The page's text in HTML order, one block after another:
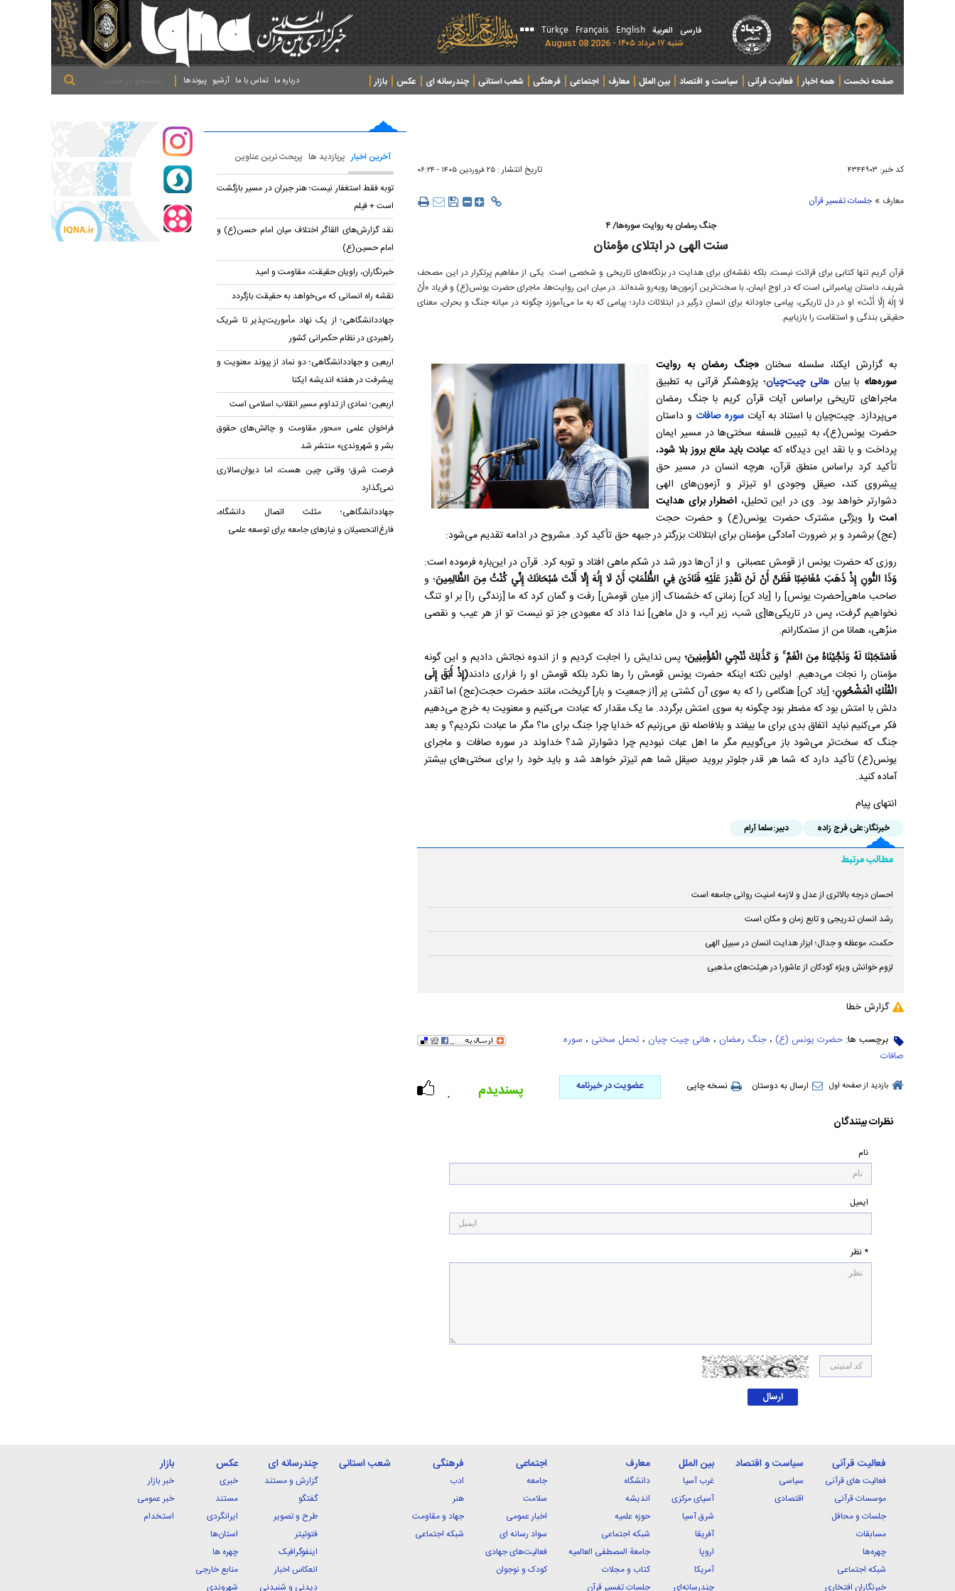
فارسی العربیة English
Français
Türkçe
شنبه ۱۷ مرداد ۱۴۰۵ - 2026 August 08
صفحه نخست همه اخبار فعالیت قرآنی سیاست و اقتصاد بین الملل معارف اجتماعی فرهنگی شعب استانی چندرسانه ای عکس
بازار
پیوندها آرشیو تماس با ما درباره ما
کد خبر: ۴۳۴۴۹۰۳ تاریخ انتشار : ۲۵ فروردين ۱۴۰۵ - ۰۶:۲۴
معارف » جلسات تفسیر قرآن
جنگ رمضان به روایت سوره‌ها/ ۴
سنت الهی در ابتلای مؤمنان
قرآن کریم تنها کتابی برای قرائت نیست، بلکه نقشه‌ای برای هدایت در بزنگاه‌های تاریخی و شخصی است. یکی از مفاهیم پرتکرار در این مصحف
شریف، داستان پیامبرانی است که در اوج ایمان، با سخت‌ترین آزمون‌ها روبه‌رو شده‌اند. در میان این روایت‌ها، ماجرای حضرت یونس(ع) و فریاد «أَنْ
لَا إِلَٰهَ إِلَّا أَنْتَ» او در دل تاریکی، پیامی جاودانه برای انسانِ درگیر در ابتلائات دارد؛ پیامی که به ما می‌آموزد چگونه در میانه جنگ و بحران، معنای
حقیقی بندگی و استقامت را بازیابیم.
به گزارش ایکنا، سلسله سخنان «جنگ رمضان به روایت
سوره‌ها» با بیانهانی چیت‌چیان؛ پژوهشگر قرآنی به تطبیق
ماجراهای تاریخی براساس آیات قرآن کریم با جنگ رمضان
می‌پردازد. چیت‌چیان با استناد به آیات سوره صافات و داستان
حضرت یونس(ع)، به تبیین فلسفه سختی‌ها در مسیر ایمان
پرداخت و با نقد این دیدگاه که عبادت باید مانع بروز بلا شود،
تأکید کرد براساس منطق قرآن، هرچه انسان در مسیر حق
پیشروی کند، صیقل وجودی او تیزتر و آزمون‌های الهی
دشوارتر خواهد بود. وی در این تحلیل، اضطرار برای هدایت
امت را ویژگی مشترک حضرت یونس(ع) و حضرت حجت
(عج) برشمرد و بر ضرورت آمادگی مؤمنان برای ابتلائات بزرگتر در جبهه حق تأکید کرد. مشروح در ادامه تقدیم می‌شود:
روزی که حضرت یونس از قومش عصبانی و از آن‌ها دور شد در شکم ماهی افتاد و توبه کرد. قرآن در این‌باره فرموده است:
وَذَا النُّونِ إِذْ ذَهَبَ مُغَاضِبًا فَظَنَّ أَنْ لَنْ نَقْدِرَ عَلَيْهِ فَنَادَىٰ فِي الظُّلُمَاتِ أَنْ لَا إِلَٰهَ إِلَّا أَنْتَ سُبْحَانَكَ إِنِّي كُنْتُ مِنَ الظَّالِمِينَ؛ و
صاحب ماهی[حضرت یونس] را [یاد کن] زمانی که خشمناک [از میان قومش] رفت و گمان کرد که ما [زندگی را] بر او تنگ
نخواهیم گرفت، پس در تاریکی‌ها[ی شب، زیر آب، و دل ماهی] ندا داد که معبودی جز تو نیست تو از هر عیب و نقصی
منزّهی، همانا من از ستمکارانم.
فَاسْتَجَبْنَا لَهُ وَنَجَّيْنَاهُ مِنَ الْغَمِّ ۚ وَ كَذَٰلِكَ نُنْجِي الْمُؤْمِنِينَ؛ پس ندایش را اجابت کردیم و از اندوه نجاتش دادیم و این گونه
مؤمنان را نجات می‌دهیم. اولین نکته اینکه حضرت یونس قومش را رها نکرد بلکه قومش او را فراری دادند(إِذْ أَبَقَ إِلَى
الْفُلْكِ الْمَشْحُونِ؛ [یاد کن] هنگامی را که به سوی آن کشتی پر [از جمعیت و بار] گریخت، مانند حضرت حجت(عج) اما آنقدر
دلش با امتش بود که مضطر بود چگونه به سوی امتش برگردد. ما یک مقدار که عبادت می‌کنیم و معنویت به خرج می‌دهیم
فکر می‌کنیم نباید اتفاق بدی برای ما بیفتد و بلافاصله نق می‌زنیم که خدایا چرا جنگ برای ما؟ مگر ما عبادت نکردیم؟ و بعد
جنگ که سخت‌تر می‌شود باز می‌گوییم مگر ما اهل عبات نبودیم چرا دشوارتر شد؟ خداوند در سوره صافات و ماجرای
یونس(ع) تأکید دارد که شما هر قدر جلوتر بروید صیقل شما هم تیزتر خواهد شد و باید خود را برای سختی‌های بیشتر
آماده کنید.
انتهای پیام
خبرنگار:علی فرج زاده دبیر:سلما آرام
مطالب مرتبط
احسان درجه بالاتری از عدل و لازمه امنیت روانی جامعه است
رشد انسان تدریجی و تابع زمان و مکان است
حکمت، موعظه و جدال؛ ابزار هدایت انسان در سبیل الهی
لزوم خوانش ویژه کودکان از عاشورا در هیئت‌های مذهبی
گزارش خطا
برچسب ها: حضرت یونس (ع) ، جنگ رمضان ، هانی چیت چیان ، تحمل سختی ، سوره
صافات
بازدید از صفحه اول ارسال به دوستان نسخه چاپی عضویت در خبرنامه
۰ پسندیدم
نظرات بینندگان
نام
ایمیل
* نظر
آخرین اخبار پربازدید ها پربحث ترین عناوین
توبه فقط استغفار نیست؛ هنر جبران در مسیر بازگشت
است + فیلم
نقد گزارش‌های القاگر اختلاف میان امام حسن(ع) و
امام حسین(ع)
خبرنگاران، راویان حقیقت، مقاومت و امید
نقشه راه انسانی که می‌خواهد به حقیقت بازگردد
جهاددانشگاهی؛ از یک نهاد مأموریت‌پذیر تا شریک
راهبردی در نظام حکمرانی کشور
اربعین و جهاددانشگاهی؛ دو نماد از پیوند معنویت و
پیشرفت در هفته اندیشه ایکنا
اربعین؛ نمادی از تداوم مسیر انقلاب اسلامی است
فراخوان علمی «محور مقاومت و چالش‌های حقوق
بشر و شهروندی» منتشر شد
فرصت شرق؛ وقتی چین هست، اما دیوان‌سالاری
نمی‌گذارد
جهاددانشگاهی؛ مثلث اتصال دانشگاه،
فارغ‌التحصیلان و نیازهای جامعه برای توسعه علمی
فعالیت قرآنی
فعالیت های قرآنی
موسسات قرآنی
جلسات و محافل
مسابقات
چهره‌ها
شبکه اجتماعی
خبرنگاران افتخاری
سیاست و اقتصاد
سیاسی
اقتصادی
بین الملل
غرب آسیا
آسیای مرکزی
شرق آسیا
آفریقا
اروپا
آمریکا
چندرسانه‌ای
معارف
دانشگاه
اندیشه
حوزه علمیه
شبکه اجتماعی
جامعة المصطفی العالمیه
کتاب و مجلات
جلسات تفسیر قرآن
اجتماعی
جامعه
سلامت
اخبار عمومی
سواد رسانه ای
فعالیت‌های جهادی
کودک و نوجوان
فرهنگی
ادب
هنر
جهاد و مقاومت
شبکه اجتماعی
شعب استانی چندرسانه ای
گزارش و مستند
گفتگو
طرح و تصویر
فتوتیتر
اینفوگرافیک
انعکاس اخبار
دیدنی و شنیدنی
عکس
خبری
مستند
ایرانگردی
استان‌ها
چهره ها
منابع خارجی
شهروندی
بازار
خبر بازار
خبر عمومی
استخدام